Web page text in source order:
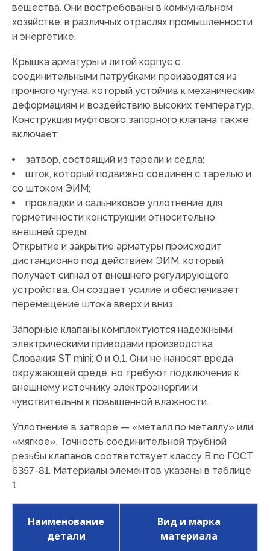
вещества. Они востребованы в коммунальном
хозяйстве, в различных отраслях промышленности
и энергетике.
Крышка арматуры и литой корпус с
соединительными патрубками производятся из
прочного чугуна, который устойчив к механическим
деформациям и воздействию высоких температур.
Конструкция муфтового запорного клапана также
включает:
затвор, состоящий из тарели и седла;
шток, который подвижно соединен с тарелью и
со штоком ЭИМ;
прокладки и сальниковое уплотнение для
герметичности конструкции относительно
внешней среды.
Открытие и закрытие арматуры происходит
дистанционно под действием ЭИМ, который
получает сигнал от внешнего регулирующего
устройства. Он создает усилие и обеспечивает
перемещение штока вверх и вниз.
Запорные клапаны комплектуются надежными
электрическими приводами производства
Словакия ST mini; 0 и 0,1. Они не наносят вреда
окружающей среде, но требуют подключения к
внешнему источнику электроэнергии и
чувствительны к повышенной влажности.
Уплотнение в затворе — «металл по металлу» или
«мягкое». Точность соединительной трубной
резьбы клапанов соответствует классу B по ГОСТ
6357-81. Материалы элементов указаны в таблице
1.
Наименование
детали
Вид и марка
материала